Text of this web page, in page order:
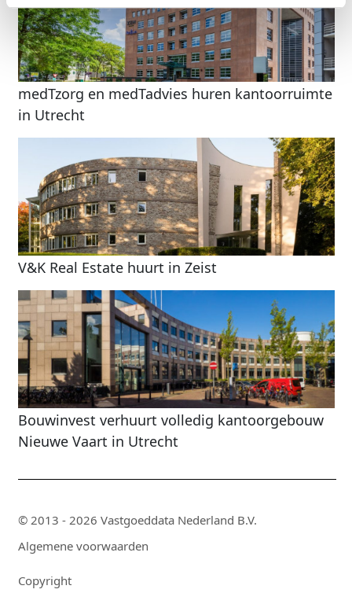
medTzorg en medTadvies huren kantoorruimte
in Utrecht
V&K Real Estate huurt in Zeist
Bouwinvest verhuurt volledig kantoorgebouw
Nieuwe Vaart in Utrecht
© 2013 - 2026 Vastgoeddata Nederland B.V.
Algemene voorwaarden
Copyright